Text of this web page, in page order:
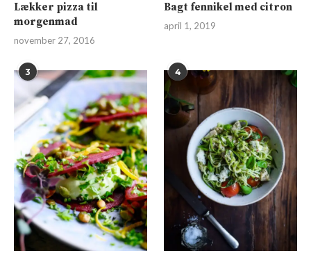
Lækker pizza til
morgenmad
november 27, 2016
Bagt fennikel med citron
april 1, 2019
3 4